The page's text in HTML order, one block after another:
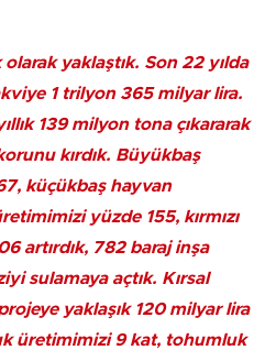
yaklaştık. Son 22 yılda
1 trilyon 365 milyar lira.
139 milyon tona çıkararak
kırdık. Büyükbaş
küçükbaş hayvan
yüzde 155, kırmızı
artırdık, 782 baraj inşa
sulamaya açtık. Kırsal
yaklaşık 120 milyar lira
üretimimizi 9 kat, tohumluk